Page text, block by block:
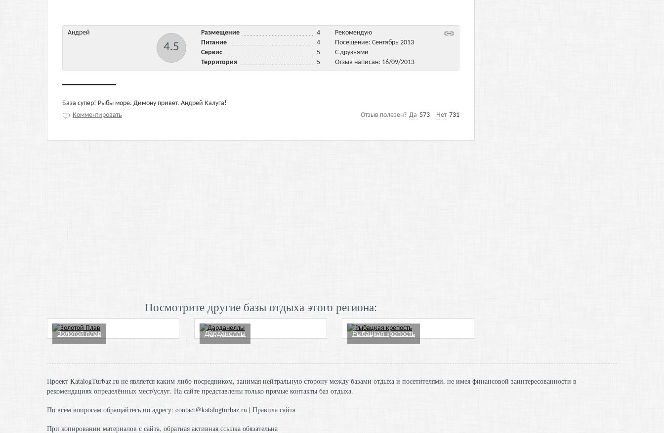
Андрей
4.5
Размещение
4
Питание
4
Сервис
5
Территория
5
Рекомендую
Посещение: Сентябрь 2013
С друзьями
Отзыв написан: 16/09/2013
База супер! Рыбы море. Димону привет. Андрей Калуга!
Отзыв полезен? Да 573 Нет 731
Комментировать
Посмотрите другие базы отдыха этого региона:
Золотой плав Дарданеллы Рыбацкая крепость
Проект KatalogTurbaz.ru не является каким-либо посредником, занимая нейтральную сторону между базами отдыха и посетителями, не имея финансовой заинтересованности в
рекомендациях определённых мест/услуг. На сайте представлены только прямые контакты баз отдыха.
По всем вопросам обращайтесь по адресу: contact@katalogturbaz.ru | Правила сайта
При копировании материалов с сайта, обратная активная ссылка обязательна